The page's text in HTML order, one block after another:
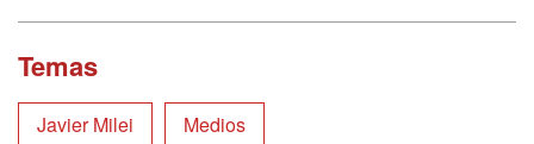
Temas
Javier Milei Medios